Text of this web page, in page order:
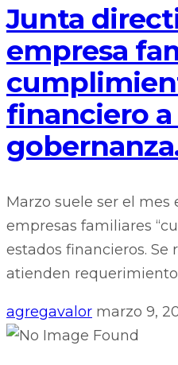
Junta
empresa
financiero a
Marzo suele ser el mes
empresas familiares
estados financieros. Se
atienden
agregavalor marzo 9,